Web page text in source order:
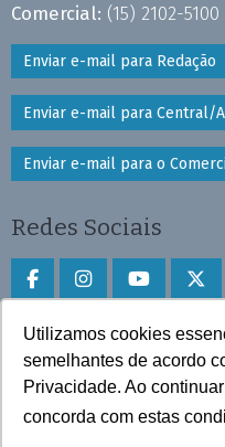
Utilizamos cookies
semelhantes de acordo
Privacidade. Ao
concorda com estas
Comercial: (15) 2102-
Enviar e-mail para Redação
Enviar e-mail para Central/
Enviar e-mail para o
Redes Sociais
Faça download do
Play Store e App Store